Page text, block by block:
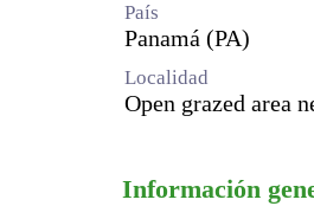
País
Panamá (PA)
Localidad
Open grazed area
Información